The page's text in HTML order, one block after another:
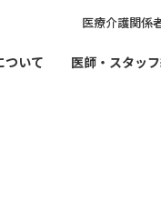
医療介護関係
ついて 医師・スタッ